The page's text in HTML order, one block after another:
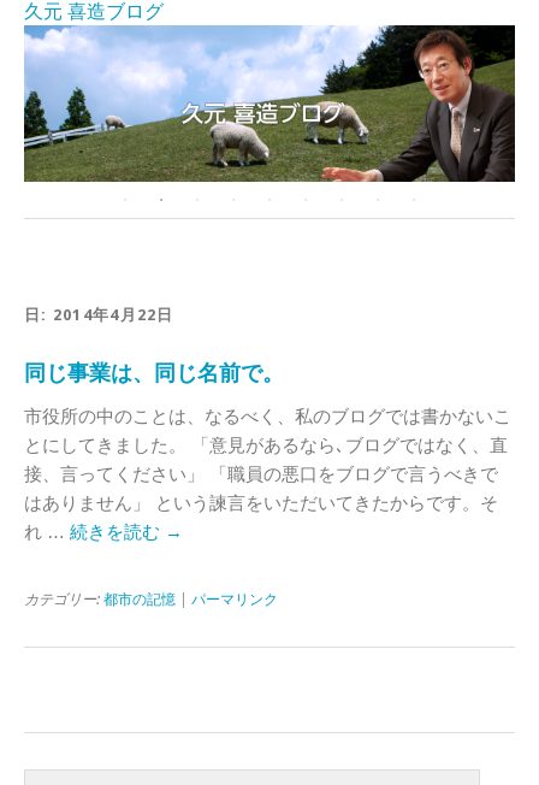
久元 喜造ブログ
日: 2014年4月22日
同じ事業は、同じ名前で。
市役所の中のことは、なるべく、私のブログでは書かないこ
とにしてきました。 「意見があるなら､ブログではなく、直
接、言ってください」 「職員の悪口をブログで言うべきで
はありません」 という諫言をいただいてきたからです。そ
れ … 続きを読む →
カテゴリー: 都市の記憶 パーマリンク